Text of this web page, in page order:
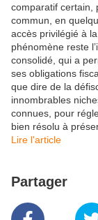
comparatif certain,
commun, en
accès privilégié à
phénomène reste
consolidé, qui a
ses obligations
que dire de la
innombrables
connues, pour
bien résolu à
​Lire l'article
Partager